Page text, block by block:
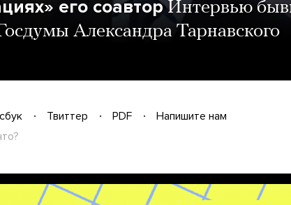
его соавтор Интервью
Александра Тарнавского
Твиттер PDF
Напишите нам